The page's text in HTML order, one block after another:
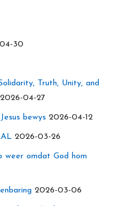
30
Truth, Unity, and
2026-04-27
bewys 2026-04-12
2026-03-26
weer omdat God hom
2026-03-06